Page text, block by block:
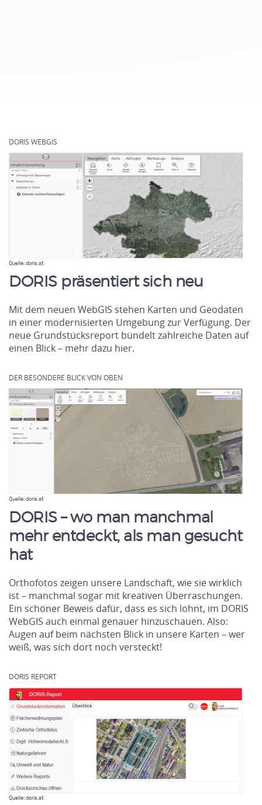
Homepage
DORIS WEBGIS
Quelle: doris.at
DORIS präsentiert sich neu
Mit dem neuen WebGIS stehen Karten und Geodaten
in einer modernisierten Umgebung zur Verfügung. Der
neue Grundstücksreport bündelt zahlreiche Daten auf
einen Blick – mehr dazu hier.
DER BESONDERE BLICK VON OBEN
Quelle: doris.at
DORIS – wo man manchmal
mehr entdeckt, als man gesucht
hat
Orthofotos zeigen unsere Landschaft, wie sie wirklich
ist – manchmal sogar mit kreativen Überraschungen.
Ein schöner Beweis dafür, dass es sich lohnt, im DORIS
WebGIS auch einmal genauer hinzuschauen. Also:
Augen auf beim nächsten Blick in unsere Karten – wer
weiß, was sich dort noch versteckt!
DORIS REPORT
Quelle: doris.at